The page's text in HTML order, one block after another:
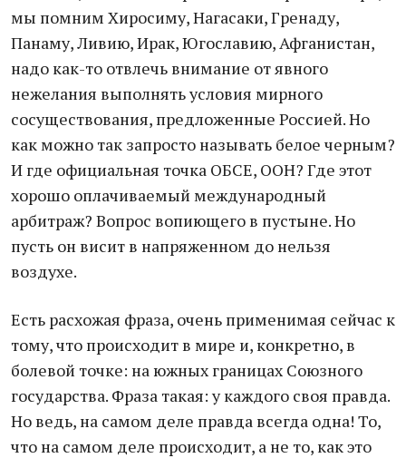
мы помним Хиросиму, Нагасаки, Гренаду,
Панаму, Ливию, Ирак, Югославию, Афганистан,
надо как-то отвлечь внимание от явного
нежелания выполнять условия мирного
сосуществования, предложенные Россией. Но
как можно так запросто называть белое черным?
И где официальная точка ОБСЕ, ООН? Где этот
хорошо оплачиваемый международный
арбитраж? Вопрос вопиющего в пустыне. Но
пусть он висит в напряженном до нельзя
воздухе.
Есть расхожая фраза, очень применимая сейчас к
тому, что происходит в мире и, конкретно, в
болевой точке: на южных границах Союзного
государства. Фраза такая: у каждого своя правда.
Но ведь, на самом деле правда всегда одна! То,
что на самом деле происходит, а не то, как это